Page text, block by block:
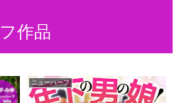
フ作品
ニューハーフ